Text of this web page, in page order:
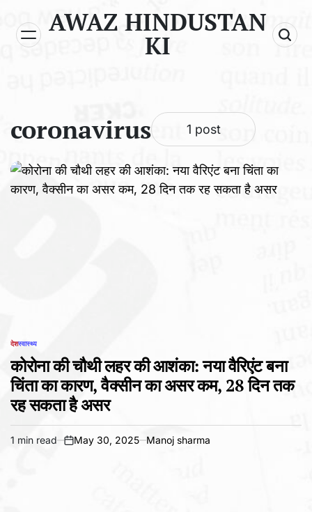
content
AWAZ HINDUSTAN
KI
coronavirus 1 post
POSTED
देशस्वास्थ्य
कोरोना की चौथी लहर की आशंका: नया वैरिएंट बना
चिंता का कारण, वैक्सीन का असर कम, 28 दिन तक
रह सकता है असर
Estimated
1 min read
on
May 30, 2025 Manoj sharma